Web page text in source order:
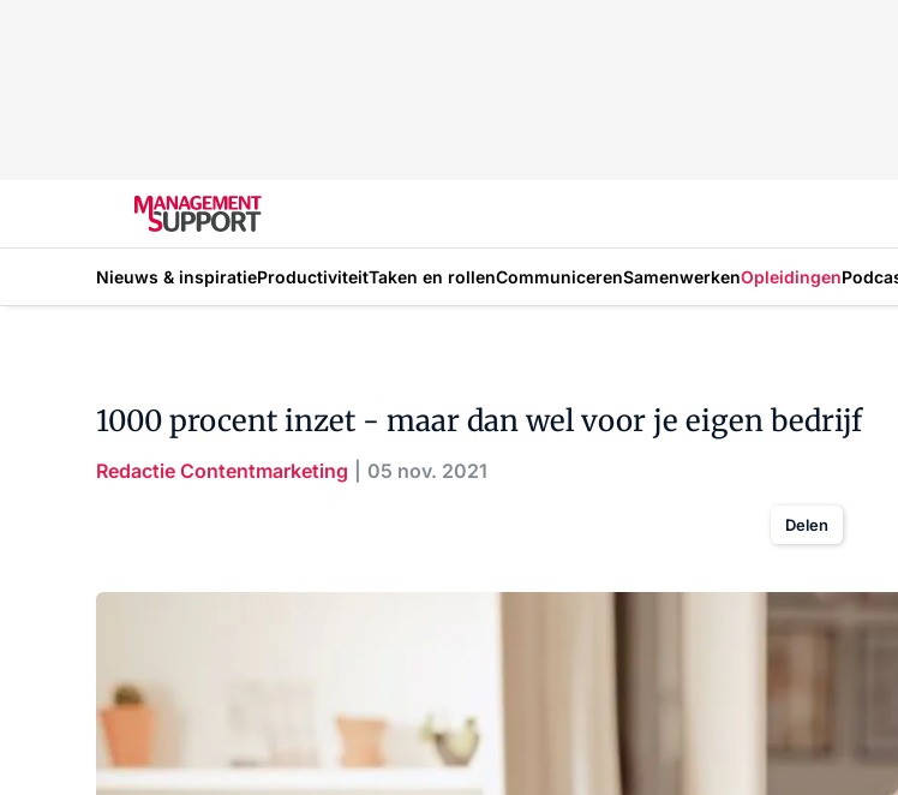
Nieuws & inspiratieProductiviteitTaken en rollenCommunicerenSamenwerkenOpleidingen
1000 procent inzet - maar dan wel voor je eigen bedrijf
Redactie Contentmarketing 05 nov. 2021
Delen